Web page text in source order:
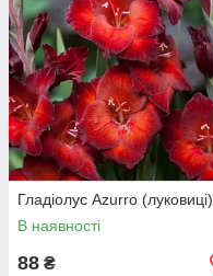
Гладіолус Azurro (луковиці)
В наявності
88 ₴